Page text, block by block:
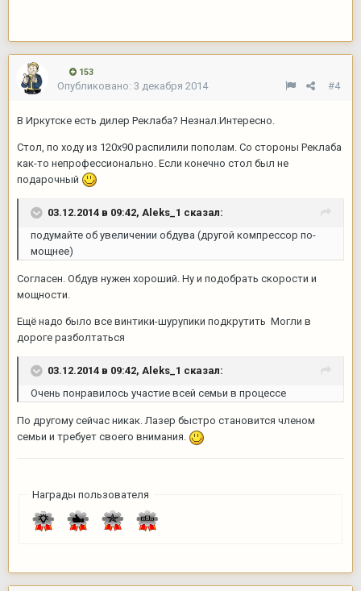
153
#4
Опубликовано: 3 декабря 2014
В Иркутске есть дилер Реклаба? Незнал.Интересно.
Стол, по ходу из 120х90 распилили пополам. Со стороны Реклаба
как-то непрофессионально. Если конечно стол был не
подарочный
03.12.2014 в 09:42, Aleks_1 сказал:
подумайте об увеличении обдува (другой компрессор по-
мощнее)
Согласен. Обдув нужен хороший. Ну и подобрать скорости и
мощности.
Ещё надо было все винтики-шурупики подкрутить Могли в
дороге разболтаться
03.12.2014 в 09:42, Aleks_1 сказал:
Очень понравилось участие всей семьи в процессе
По другому сейчас никак. Лазер быстро становится членом
семьи и требует своего внимания.
Награды пользователя